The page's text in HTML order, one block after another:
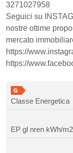
3271027958
Seguici su
nostre ottime
mercato
https://
https://
Classe Energetica
EP gl nren kWh/